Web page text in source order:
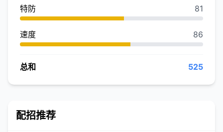
特防 81
速度 86
总和 525
配招推荐